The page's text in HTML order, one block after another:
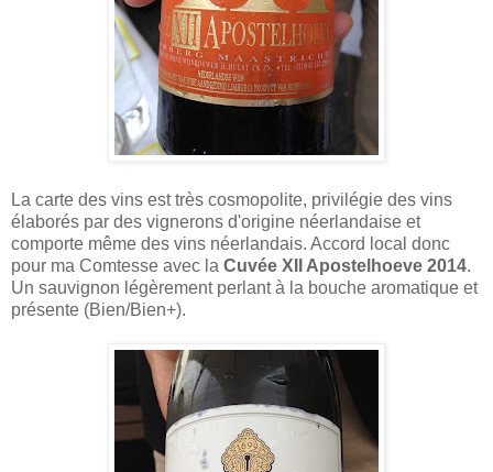
La carte des vins est très cosmopolite, privilégie des vins
élaborés par des vignerons d'origine néerlandaise et
comporte même des vins néerlandais. Accord local donc
pour ma Comtesse avec la Cuvée XII Apostelhoeve 2014.
Un sauvignon légèrement perlant à la bouche aromatique et
présente (Bien/Bien+).